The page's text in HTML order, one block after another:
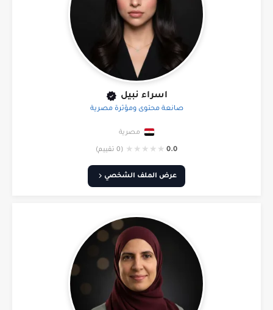
اسراء نبيل
صانعة محتوى ومؤثرة مصرية
مصرية
0.0
★
★
★
★
★ (0 تقييم)
عرض الملف الشخصي